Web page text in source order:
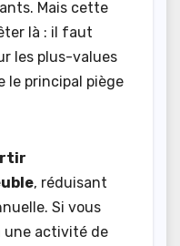
Mais cette
là : il faut
les plus-values
le principal piège
, réduisant
Si vous
une activité de